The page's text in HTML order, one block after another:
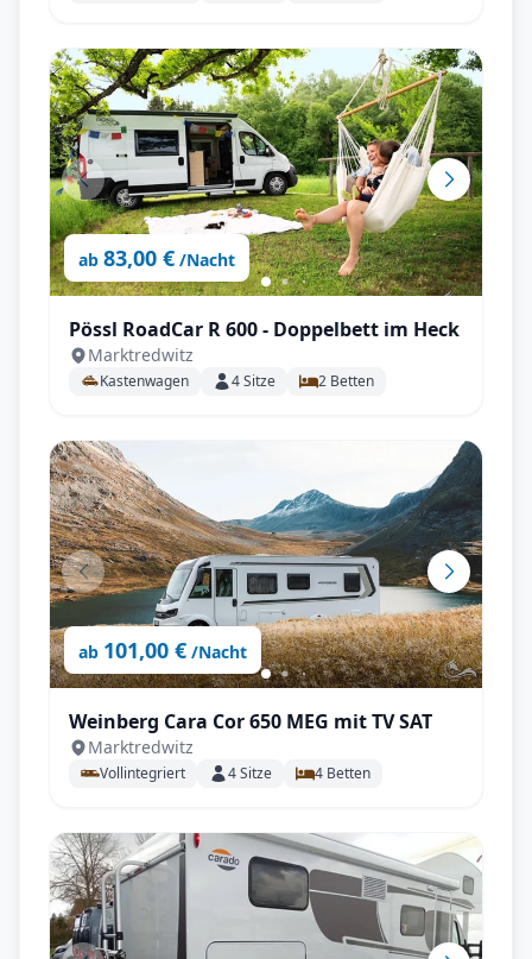
ab 83,00 € /Nacht
Pössl RoadCar R 600 - Doppelbett im Heck
Marktredwitz
Kastenwagen 4Sitze 2 Betten
ab 101,00 € /Nacht
Weinberg Cara Cor 650 MEG mit TV SAT
Marktredwitz
Vollintegriert 4Sitze 4 Betten